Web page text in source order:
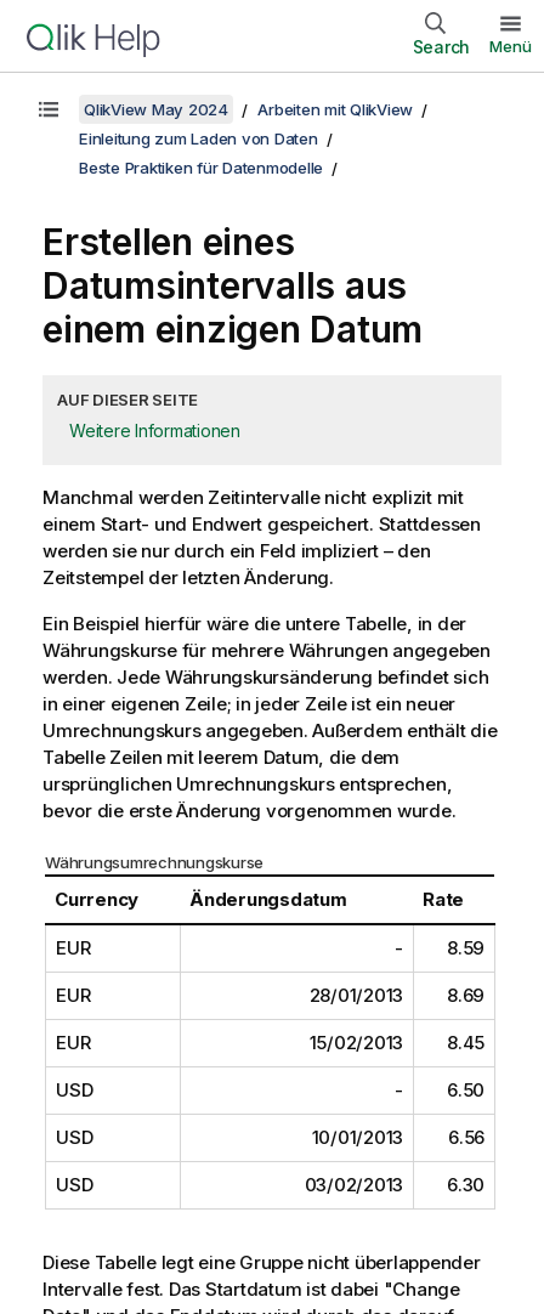
Search Menü
QlikView May 2024
Arbeiten mit QlikView
Einleitung zum Laden von Daten
Beste Praktiken für Datenmodelle
Erstellen eines
Datumsintervalls aus
einem einzigen Datum
AUF DIESER SEITE
Weitere Informationen
Manchmal werden Zeitintervalle nicht explizit mit
einem Start- und Endwert gespeichert. Stattdessen
werden sie nur durch ein Feld impliziert – den
Zeitstempel der letzten Änderung.
Ein Beispiel hierfür wäre die untere Tabelle, in der
Währungskurse für mehrere Währungen angegeben
werden. Jede Währungskursänderung befindet sich
in einer eigenen Zeile; in jeder Zeile ist ein neuer
Umrechnungskurs angegeben. Außerdem enthält die
Tabelle Zeilen mit leerem Datum, die dem
ursprünglichen Umrechnungskurs entsprechen,
bevor die erste Änderung vorgenommen wurde.
Währungsumrechnungskurse
Currency Änderungsdatum Rate
EUR - 8.59
EUR 28/01/2013 8.69
EUR 15/02/2013 8.45
USD - 6.50
USD 10/01/2013 6.56
USD 03/02/2013 6.30
Diese Tabelle legt eine Gruppe nicht überlappender
Intervalle fest. Das Startdatum ist dabei "Change